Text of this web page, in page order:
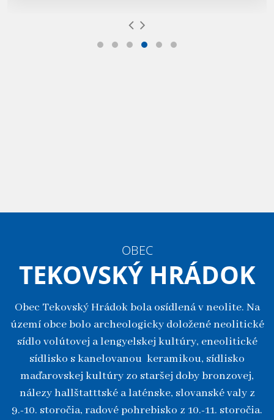
OBEC
TEKOVSKÝ HRÁDOK
Obec Tekovský Hrádok bola osídlená v neolite. Na
území obce bolo archeologicky doložené neolitické
sídlo volútovej a lengyelskej kultúry, eneolitické
sídlisko s kanelovanou keramikou, sídlisko
maďarovskej kultúry zo staršej doby bronzovej,
nálezy hallštatttské a laténske, slovanské valy z
9.-10. storočia, radové pohrebisko z 10.-11. storočia.